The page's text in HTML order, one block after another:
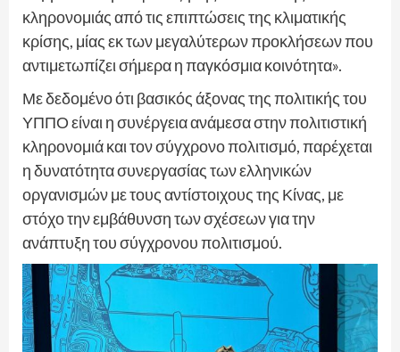
κληρονομιάς από τις επιπτώσεις της κλιματικής
κρίσης, μίας εκ των μεγαλύτερων προκλήσεων που
αντιμετωπίζει σήμερα η παγκόσμια κοινότητα».
Με δεδομένο ότι βασικός άξονας της πολιτικής του
ΥΠΠΟ είναι η συνέργεια ανάμεσα στην πολιτιστική
κληρονομιά και τον σύγχρονο πολιτισμό, παρέχεται
η δυνατότητα συνεργασίας των ελληνικών
οργανισμών με τους αντίστοιχους της Κίνας, με
στόχο την εμβάθυνση των σχέσεων για την
ανάπτυξη του σύγχρονου πολιτισμού.